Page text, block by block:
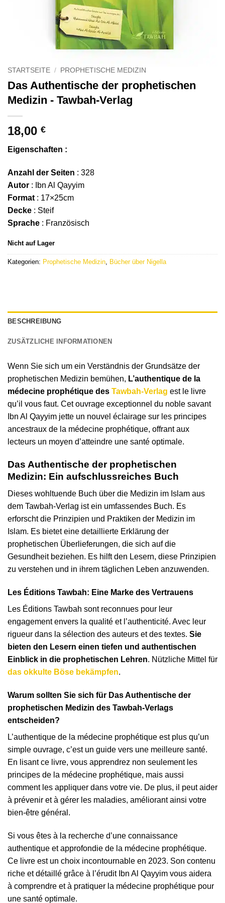
STARTSEITE / PROPHETISCHE MEDIZIN
Das Authentische der prophetischen
Medizin - Tawbah-Verlag
18,00 €
Eigenschaften :
Anzahl der Seiten : 328
Autor : Ibn Al Qayyim
Format : 17×25cm
Decke : Steif
Sprache : Französisch
Nicht auf Lager
Kategorien: Prophetische Medizin, Bücher über Nigella
BESCHREIBUNG
ZUSÄTZLICHE INFORMATIONEN
Wenn Sie sich um ein Verständnis der Grundsätze der
prophetischen Medizin bemühen, L’authentique de la
médecine prophétique des Tawbah-Verlag est le livre
qu’il vous faut. Cet ouvrage exceptionnel du noble savant
Ibn Al Qayyim jette un nouvel éclairage sur les principes
ancestraux de la médecine prophétique, offrant aux
lecteurs un moyen d’atteindre une santé optimale.
Das Authentische der prophetischen
Medizin: Ein aufschlussreiches Buch
Dieses wohltuende Buch über die Medizin im Islam aus
dem Tawbah-Verlag ist ein umfassendes Buch. Es
erforscht die Prinzipien und Praktiken der Medizin im
Islam. Es bietet eine detaillierte Erklärung der
prophetischen Überlieferungen, die sich auf die
Gesundheit beziehen. Es hilft den Lesern, diese Prinzipien
zu verstehen und in ihrem täglichen Leben anzuwenden.
Les Éditions Tawbah: Eine Marke des Vertrauens
Les Éditions Tawbah sont reconnues pour leur
engagement envers la qualité et l’authenticité. Avec leur
rigueur dans la sélection des auteurs et des textes. Sie
bieten den Lesern einen tiefen und authentischen
Einblick in die prophetischen Lehren. Nützliche Mittel für
das okkulte Böse bekämpfen.
Warum sollten Sie sich für Das Authentische der
prophetischen Medizin des Tawbah-Verlags
entscheiden?
L’authentique de la médecine prophétique est plus qu’un
simple ouvrage, c’est un guide vers une meilleure santé.
En lisant ce livre, vous apprendrez non seulement les
principes de la médecine prophétique, mais aussi
comment les appliquer dans votre vie. De plus, il peut aider
à prévenir et à gérer les maladies, améliorant ainsi votre
bien-être général.
Si vous êtes à la recherche d’une connaissance
authentique et approfondie de la médecine prophétique.
Ce livre est un choix incontournable en 2023. Son contenu
riche et détaillé grâce à l’érudit Ibn Al Qayyim vous aidera
à comprendre et à pratiquer la médecine prophétique pour
une santé optimale.